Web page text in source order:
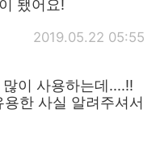
됐어요!
2019.05.22 05:55
이 사용하는데....!!
한 사실 알려주셔서